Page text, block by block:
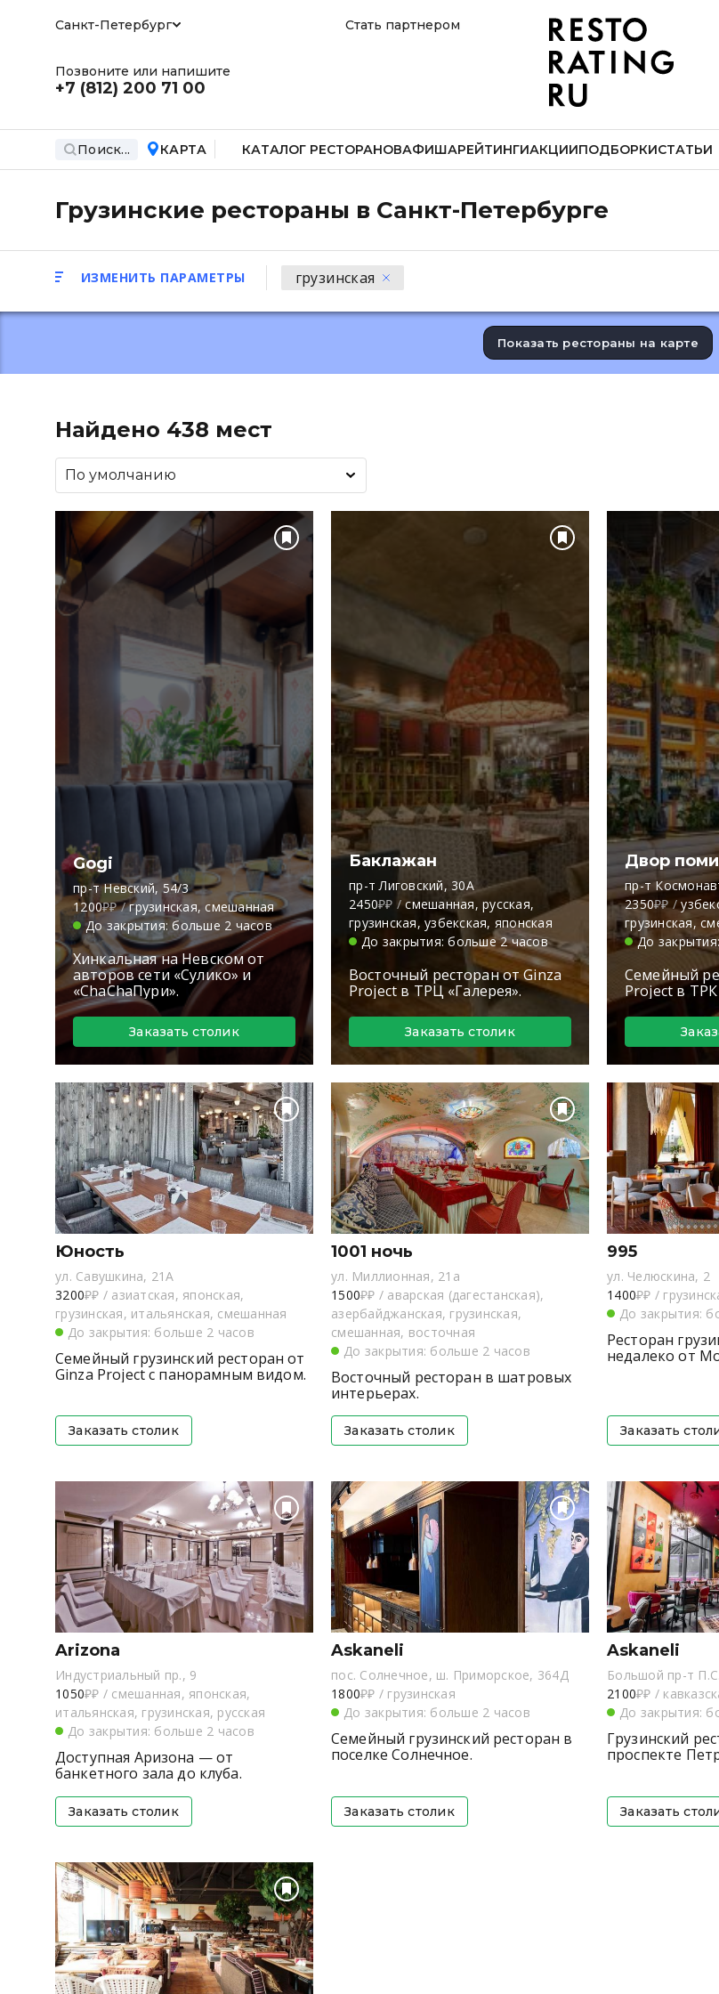
Санкт-Петербург Стать партнером
Позвоните или напишите
+7 (812) 200 71 00
Поиск... КАРТА КАТАЛОГ РЕСТОРАНОВАФИШАРЕЙТИНГИАКЦИИПОДБОРКИСТАТЬИ
Грузинские рестораны в Санкт-Петербурге
ИЗМЕНИТЬ ПАРАМЕТРЫ грузинская
Показать рестораны на карте
Найдено 438 мест
Gogi
пр-т Невский, 54/3
1200₽₽/грузинская, смешанная
До закрытия: больше 2 часов
Хинкальная на Невском от
авторов сети «Сулико» и
«ChaChaПури».
Заказать столик
Баклажан
пр-т Лиговский, 30А
2450₽₽ /смешанная, русская,
грузинская, узбекская, японская
До закрытия: больше 2 часов
Восточный ресторан от Ginza
Project в ТРЦ «Галерея».
Заказать столик
Двор
пр-т
2350₽₽/
грузинская,
До
Семейный
Project в ТРК
Юность
ул. Савушкина, 21А
3200₽₽ / азиатская, японская,
грузинская, итальянская, смешанная
До закрытия: больше 2 часов
Семейный грузинский ресторан от
Ginza Project с панорамным видом.
Заказать столик
1001 ночь
ул. Миллионная, 21а
1500₽₽ / аварская (дагестанская),
азербайджанская, грузинская,
смешанная, восточная
До закрытия: больше 2 часов
Восточный ресторан в шатровых
интерьерах.
Заказать столик
995
ул. Челюскина, 2
1400₽₽ /
До закрытия:
Ресторан
недалеко от
Заказать
Arizona
Индустриальный пр., 9
1050₽₽ / смешанная, японская,
итальянская, грузинская, русская
До закрытия: больше 2 часов
Доступная Аризона — от
банкетного зала до клуба.
Заказать столик
Askaneli
пос. Солнечное, ш. Приморское, 364Д
1800₽₽ / грузинская
До закрытия: больше 2 часов
Семейный грузинский ресторан в
поселке Солнечное.
Заказать столик
Askaneli
Большой пр-т
2100₽₽ /
До закрытия:
Грузинский
проспекте
Заказать